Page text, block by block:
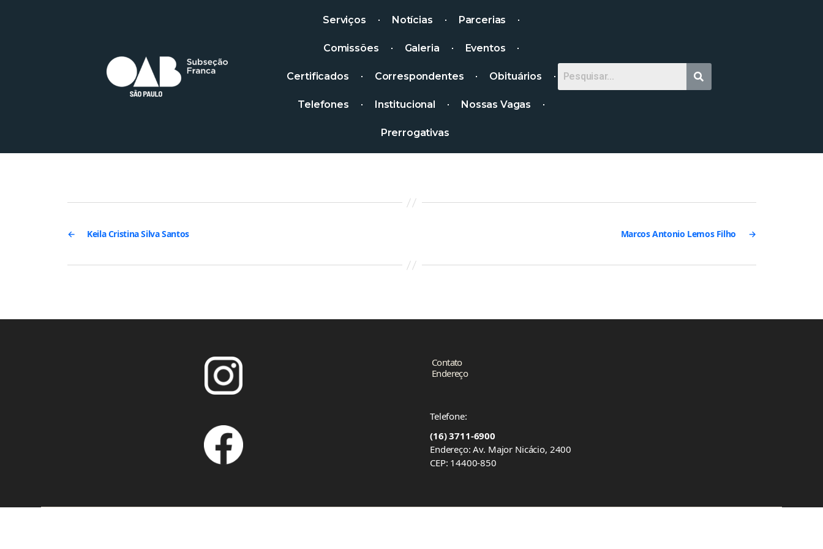
Serviços Notícias Parcerias
Comissões Galeria Eventos
Certificados Correspondentes Obituários
Telefones Institucional Nossas Vagas
Prerrogativas
← Keila Cristina Silva Santos →
Marcos Antonio Lemos Filho
Contato
Endereço
Telefone:
(16) 3711-6900
Endereço: Av. Major Nicácio, 2400
CEP: 14400-850